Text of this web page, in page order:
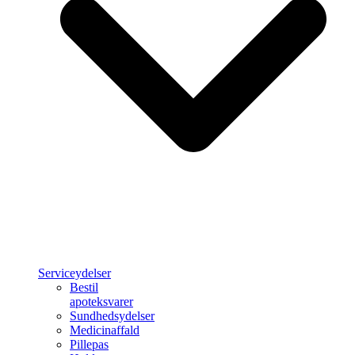
Serviceydelser
Bestil
apoteksvarer
Sundhedsydelser
Medicinaffald
Pillepas